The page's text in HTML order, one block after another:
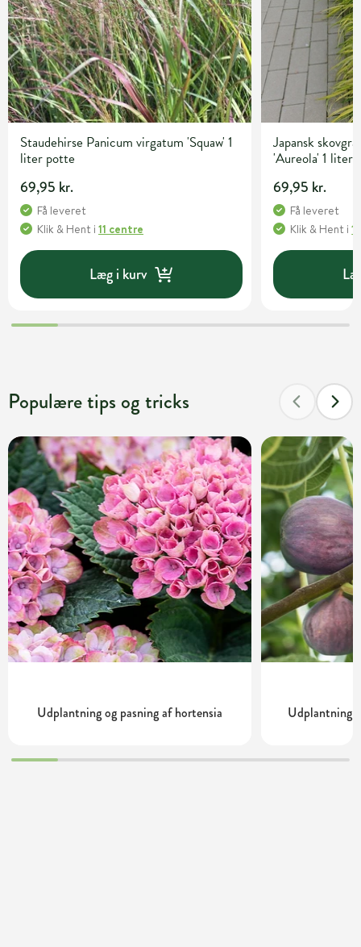
Staudehirse Panicum virgatum 'Squaw' 1
liter potte
69,95 kr.
Få leveret
Klik & Hent i 11 centre
Læg i kurv
Japansk
'Aureola' 1 liter
69,95 kr.
Få leveret
Klik & Hent i
Populære tips og tricks
Udplantning og pasning af hortensia Udplantning